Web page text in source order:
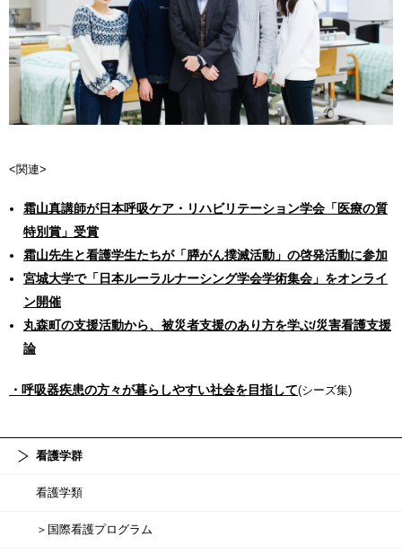
<関連>
霜山真講師が日本呼吸ケア・リハビリテーション学会「医療の質
特別賞」受賞
霜山先生と看護学生たちが「膵がん撲滅活動」の啓発活動に参加
宮城大学で「日本ルーラルナーシング学会学術集会」をオンライ
ン開催
丸森町の支援活動から、被災者支援のあり方を学ぶ/災害看護支援
論
・呼吸器疾患の方々が暮らしやすい社会を目指して(シーズ集)
看護学群
看護学類
＞国際看護プログラム